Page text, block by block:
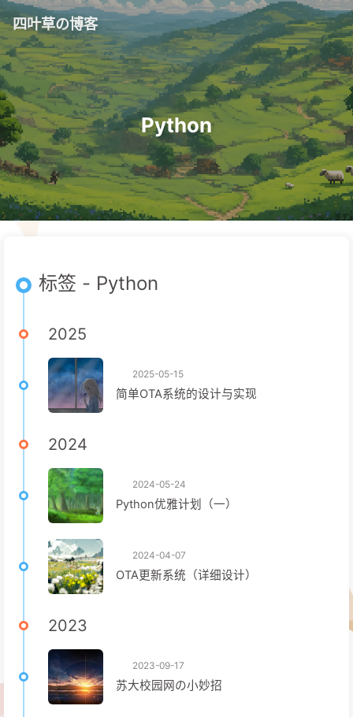
四叶草の博客
Python
标签 - Python
2025
2025-05-15
简单OTA系统的设计与实现
2024
2024-05-24
Python优雅计划（一）
2024-04-07
OTA更新系统（详细设计）
2023
2023-09-17
苏大校园网の小妙招